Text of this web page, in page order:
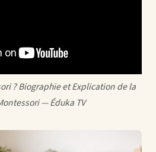
? Biographie et Explication de la
— Éduka TV